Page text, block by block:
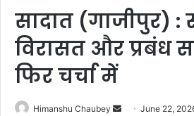
सादात (गाजीपुर)
विरासत और प्रबंध
फिर चर्चा में
Himanshu Chaubey June 22,